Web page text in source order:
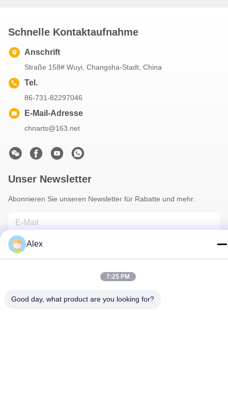
Schnelle Kontaktaufnahme
Anschrift
Straße 158# Wuyi, Changsha-Stadt, China
Tel.
86-731-82297046
E-Mail-Adresse
chnarts@163.net
Unser Newsletter
Abonnieren Sie unseren Newsletter für Rabatte und mehr.
Alex
7:25 PM
Good day, what product are you looking for?